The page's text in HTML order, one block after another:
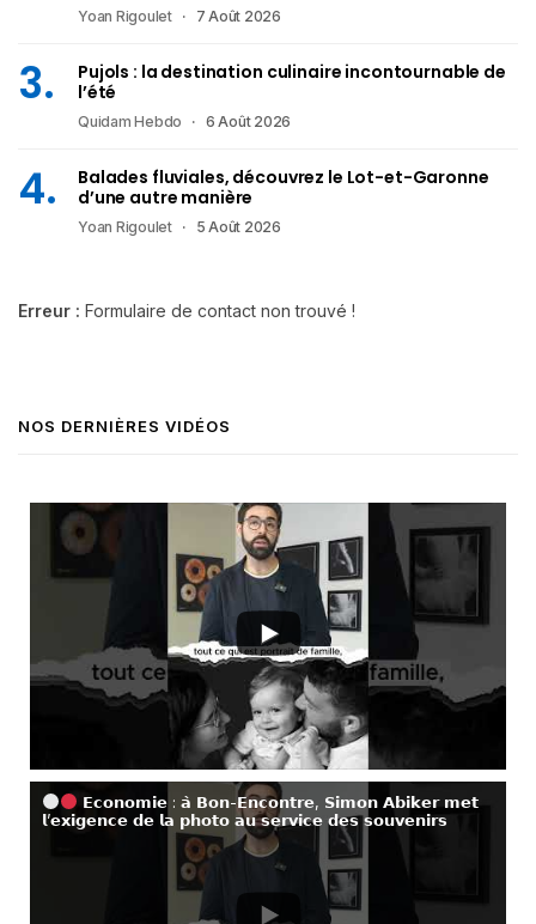
Yoan Rigoulet 7 Août 2026
Pujols : la destination culinaire incontournable de
l’été
Quidam Hebdo 6 Août 2026
Balades fluviales, découvrez le Lot-et-Garonne
d’une autre manière
Yoan Rigoulet 5 Août 2026
Erreur : Formulaire de contact non trouvé !
NOS DERNIÈRES VIDÉOS
𝗘𝗰𝗼𝗻𝗼𝗺𝗶𝗲 : 𝗮̀ 𝗕𝗼𝗻-𝗘𝗻𝗰𝗼𝗻𝘁𝗿𝗲, 𝗦𝗶𝗺𝗼𝗻 𝗔𝗯𝗶𝗸𝗲𝗿 𝗺𝗲𝘁
𝗹’𝗲𝘅𝗶𝗴𝗲𝗻𝗰𝗲 𝗱𝗲 𝗹𝗮 𝗽𝗵𝗼𝘁𝗼 𝗮𝘂 𝘀𝗲𝗿𝘃𝗶𝗰𝗲 𝗱𝗲𝘀 𝘀𝗼𝘂𝘃𝗲𝗻𝗶𝗿𝘀